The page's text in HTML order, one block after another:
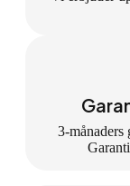
3-månaders